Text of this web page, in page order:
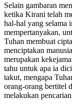
Selain gambaran
ketika Kirani telah
hal-hal yang selama
mempertanyakan,
Tuhan membuat
menciptakan
merupakan
tahu untuk apa ia
takut, mengapa
orang-orang bertitel
melakukan